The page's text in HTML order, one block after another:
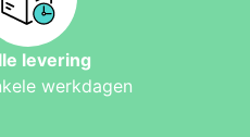
levering
werkdagen